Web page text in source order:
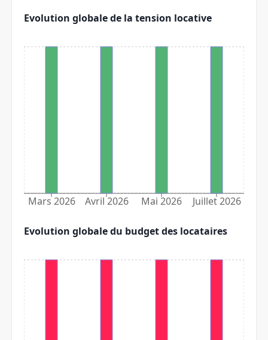
Evolution globale de la tension locative
Mars 2026 Avril 2026 Mai 2026 Juillet 2026
Evolution globale du budget des locataires